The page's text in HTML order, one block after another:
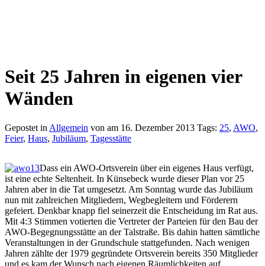
Seit 25 Jahren in eigenen vier
Wänden
Gepostet in Allgemein von am 16. Dezember 2013 Tags: 25, AWO,
Feier, Haus, Jubiläum, Tagesstätte
Dass ein AWO-Ortsverein über ein eigenes Haus verfügt,
ist eine echte Seltenheit. In Künsebeck wurde dieser Plan vor 25
Jahren aber in die Tat umgesetzt. Am Sonntag wurde das Jubiläum
nun mit zahlreichen Mitgliedern, Wegbegleitern und Förderern
gefeiert. Denkbar knapp fiel seinerzeit die Entscheidung im Rat aus.
Mit 4:3 Stimmen votierten die Vertreter der Parteien für den Bau der
AWO-Begegnungsstätte an der Talstraße. Bis dahin hatten sämtliche
Veranstaltungen in der Grundschule stattgefunden. Nach wenigen
Jahren zählte der 1979 gegründete Ortsverein bereits 350 Mitglieder
und es kam der Wunsch nach eigenen Räumlichkeiten auf.